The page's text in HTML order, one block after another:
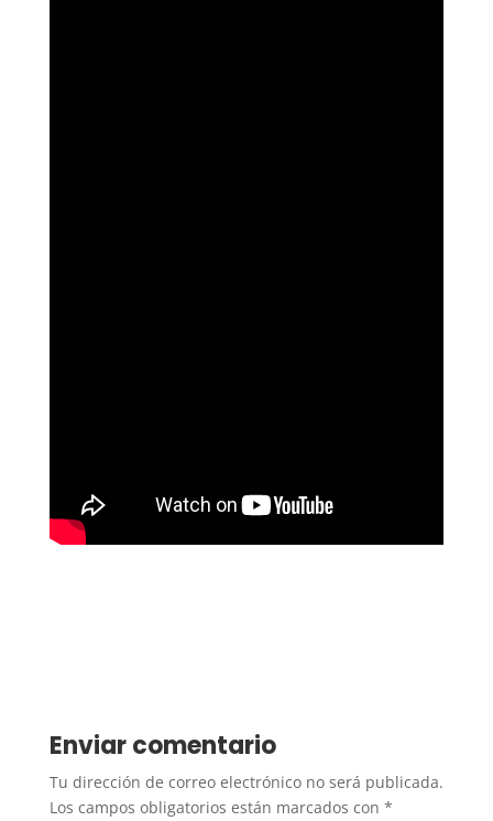
Enviar comentario
Tu dirección de correo electrónico no será publicada.
Los campos obligatorios están marcados con *